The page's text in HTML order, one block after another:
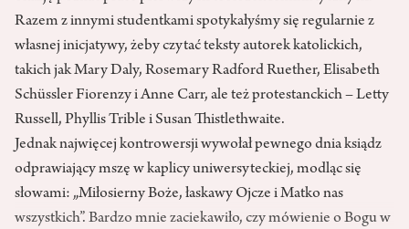
Razem z innymi studentkami spotykałyśmy się regularnie z
własnej inicjatywy, żeby czytać teksty autorek katolickich,
takich jak Mary Daly, Rosemary Radford Ruether, Elisabeth
Schüssler Fiorenzy i Anne Carr, ale też protestanckich – Letty
Russell, Phyllis Trible i Susan Thistlethwaite.
Jednak najwięcej kontrowersji wywołał pewnego dnia ksiądz
odprawiający mszę w kaplicy uniwersyteckiej, modląc się
słowami: „Miłosierny Boże, łaskawy Ojcze i Matko nas
wszystkich”. Bardzo mnie zaciekawiło, czy mówienie o Bogu w